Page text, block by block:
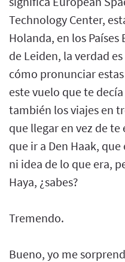
Technology Center,
Holanda, en los
de Leiden, la verdad
cómo pronunciar
este vuelo que te
también los viajes en
que llegar en vez de
que ir a Den Haak,
ni idea de lo que era,
Haya, ¿sabes?
Tremendo.
Bueno, yo me